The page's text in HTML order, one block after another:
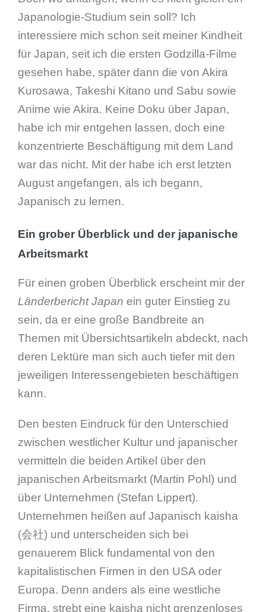
Japanologie-Studium sein soll? Ich
interessiere mich schon seit meiner Kindheit
für Japan, seit ich die ersten Godzilla-Filme
gesehen habe, später dann die von Akira
Kurosawa, Takeshi Kitano und Sabu sowie
Anime wie Akira. Keine Doku über Japan,
habe ich mir entgehen lassen, doch eine
konzentrierte Beschäftigung mit dem Land
war das nicht. Mit der habe ich erst letzten
August angefangen, als ich begann,
Japanisch zu lernen.
Ein grober Überblick und der japanische
Arbeitsmarkt
Für einen groben Überblick erscheint mir der
Länderbericht Japan ein guter Einstieg zu
sein, da er eine große Bandbreite an
Themen mit Übersichtsartikeln abdeckt, nach
deren Lektüre man sich auch tiefer mit den
jeweiligen Interessengebieten beschäftigen
kann.
Den besten Eindruck für den Unterschied
zwischen westlicher Kultur und japanischer
vermitteln die beiden Artikel über den
japanischen Arbeitsmarkt (Martin Pohl) und
über Unternehmen (Stefan Lippert).
Unternehmen heißen auf Japanisch kaisha
(会社) und unterscheiden sich bei
genauerem Blick fundamental von den
kapitalistischen Firmen in den USA oder
Europa. Denn anders als eine westliche
Firma, strebt eine kaisha nicht grenzenloses